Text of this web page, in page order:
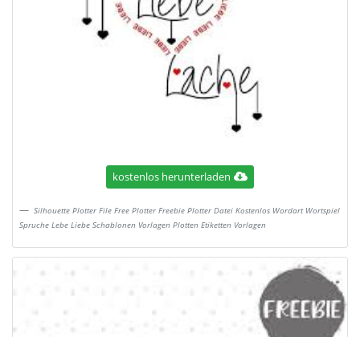
kostenlos herunterladen
Silhouette Plotter File Free Plotter Freebie Plotter Datei Kostenlos Wordart Wortspiel
Spruche Lebe Liebe Schablonen Vorlagen Plotten Etiketten Vorlagen